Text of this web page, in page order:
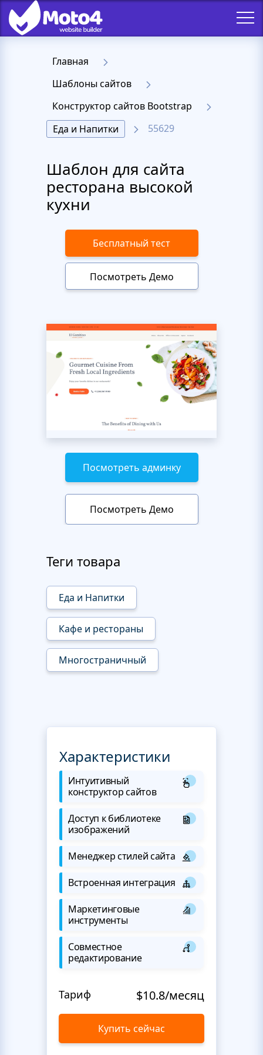
Главная
Шаблоны сайтов
Конструктор сайтов Bootstrap
Еда и Напитки
55629
Шаблон для сайта
ресторана высокой
кухни
Бесплатный тест
Посмотреть Демо
Посмотреть админку
Посмотреть Демо
Теги товара
Еда и Напитки
Кафе и рестораны
Многостраничный
Характеристики
Интуитивный
конструктор сайтов
Доступ к библиотеке
изображений
Менеджер стилей сайта
Встроенная интеграция
Маркетинговые
инструменты
Совместное
редактирование
Тариф $10.8/месяц
Купить сейчас